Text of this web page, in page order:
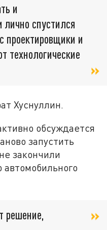
и
лично спустился
проектировщики и
технологические
Хуснуллин.
обсуждается
запустить
закончили
решение,